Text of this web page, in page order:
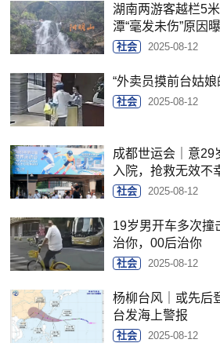
湖南两游客越栏5
潭“毫发未伤”原因
社会 2025-08-12
“外卖员摸前台姑
社会 2025-08-12
成都世运会｜意29
入院，抢救无效不
社会 2025-08-12
19岁男开车多次撞
治你，00后治你
社会 2025-08-12
杨柳台风｜或先后
台发海上警报
社会 2025-08-12